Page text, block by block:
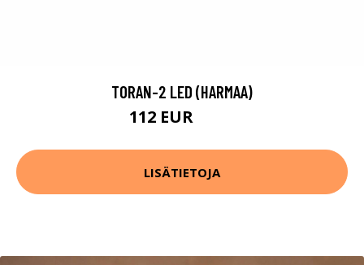
TORAN-2 LED (HARMAA)
112 EUR
LISÄTIETOJA